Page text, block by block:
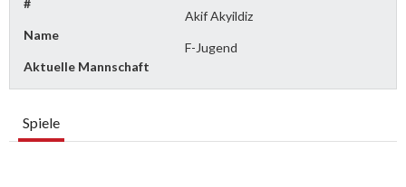
#
Name
Akif Akyildiz
Aktuelle Mannschaft
F-Jugend
Spiele